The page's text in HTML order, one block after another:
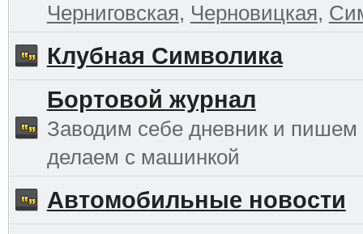
Черниговская, Черновицкая,
Клубная Символика
Бортовой журнал
Заводим себе дневник и пишем
делаем с машинкой
Автомобильные новости